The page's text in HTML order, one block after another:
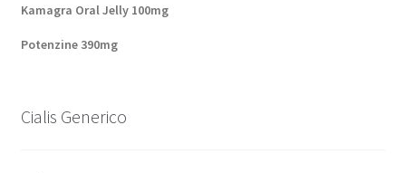
Kamagra Oral Jelly 100mg
Potenzine 390mg
Cialis Generico